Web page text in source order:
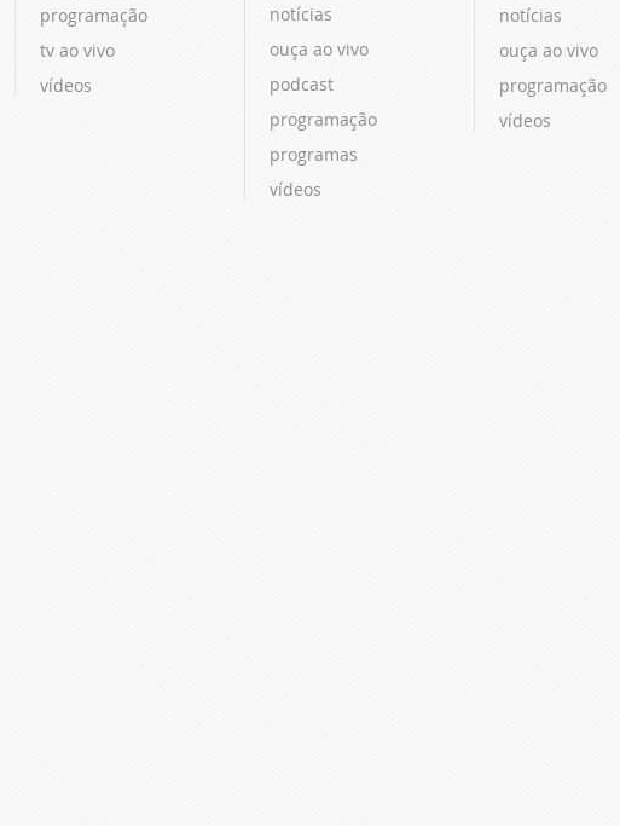
programação
tv ao vivo
vídeos
notícias
ouça ao vivo
podcast
programação
programas
vídeos
notícias
ouça ao vivo
programação
vídeos